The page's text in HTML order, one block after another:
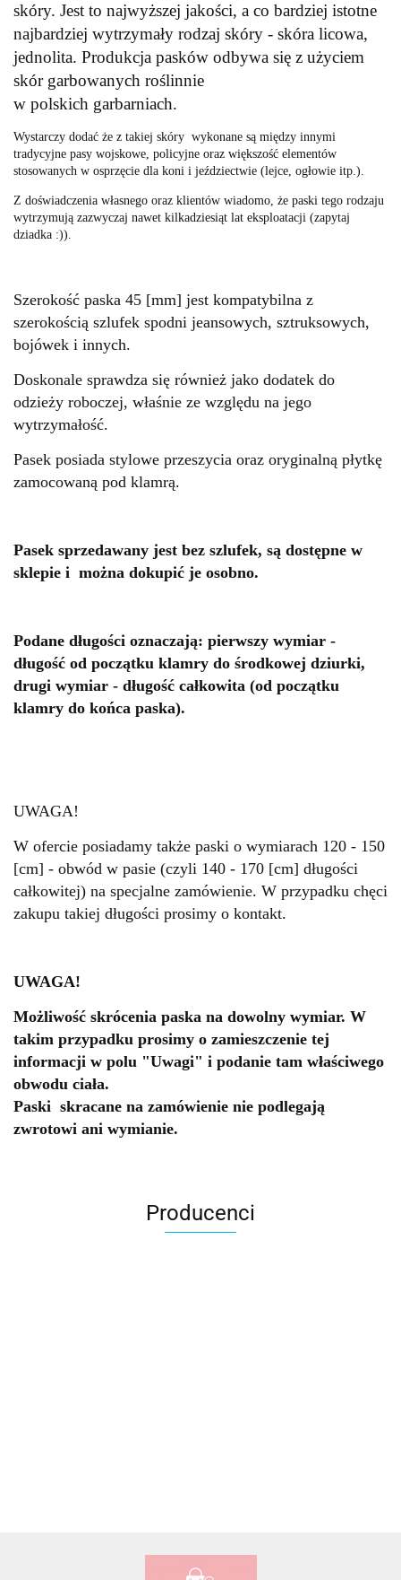
skóry. Jest to najwyższej jakości, a co bardziej istotne
najbardziej wytrzymały rodzaj skóry - skóra licowa,
jednolita. Produkcja pasków odbywa się z użyciem
skór garbowanych roślinnie
w polskich garbarniach.
Wystarczy dodać że z takiej skóry wykonane są między innymi
tradycyjne pasy wojskowe, policyjne oraz większość elementów
stosowanych w osprzęcie dla koni i jeździectwie (lejce, ogłowie itp.).
Z doświadczenia własnego oraz klientów wiadomo, że paski tego rodzaju
wytrzymują zazwyczaj nawet kilkadziesiąt lat eksploatacji (zapytaj
dziadka :)).
Szerokość paska 45 [mm] jest kompatybilna z
szerokością szlufek spodni jeansowych, sztruksowych,
bojówek i innych.
Doskonale sprawdza się również jako dodatek do
odzieży roboczej, właśnie ze względu na jego
wytrzymałość.
Pasek posiada stylowe przeszycia oraz oryginalną płytkę
zamocowaną pod klamrą.
Pasek sprzedawany jest bez szlufek, są dostępne w
sklepie i można dokupić je osobno.
Podane długości oznaczają: pierwszy wymiar -
długość od początku klamry do środkowej dziurki,
drugi wymiar - długość całkowita (od początku
klamry do końca paska).
UWAGA!
W ofercie posiadamy także paski o wymiarach 120 - 150
[cm] - obwód w pasie (czyli 140 - 170 [cm] długości
całkowitej) na specjalne zamówienie. W przypadku chęci
zakupu takiej długości prosimy o kontakt.
UWAGA!
Możliwość skrócenia paska na dowolny wymiar. W
takim przypadku prosimy o zamieszczenie tej
informacji w polu "Uwagi" i podanie tam właściwego
obwodu ciała.
Paski skracane na zamówienie nie podlegają
zwrotowi ani wymianie.
Producenci